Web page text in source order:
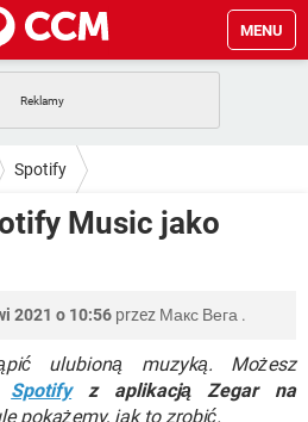
MENU
WHATSAPP
NETFLIX
TIKTOK
WHATSAPP
FACEBOOK
FACEBOOK
TIKTOK
WHATSAPP
NETFLIX
TIKTOK
Spotify
Music jako
2021 o 10:56 przez Макс Вега .
ulubioną muzyką. Możesz
Spotifyz aplikacją Zegar na
pokażemy, jak to zrobić.